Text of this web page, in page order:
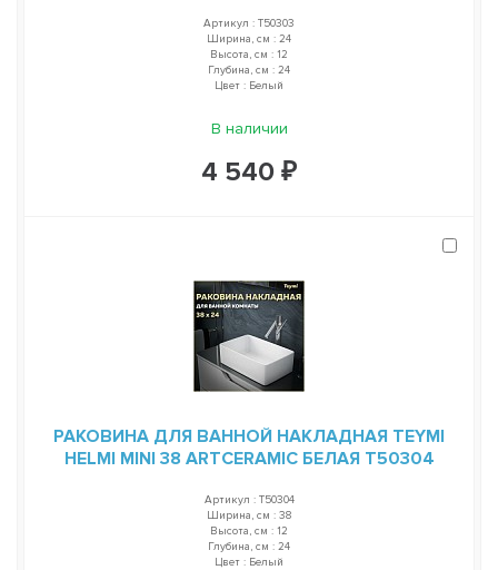
Артикул : T50303
Ширина, см : 24
Высота, см : 12
Глубина, см : 24
Цвет : Белый
В наличии
4 540 ₽
РАКОВИНА ДЛЯ ВАННОЙ НАКЛАДНАЯ TEYMI
HELMI MINI 38 ARTCERAMIC БЕЛАЯ T50304
Артикул : T50304
Ширина, см : 38
Высота, см : 12
Глубина, см : 24
Цвет : Белый